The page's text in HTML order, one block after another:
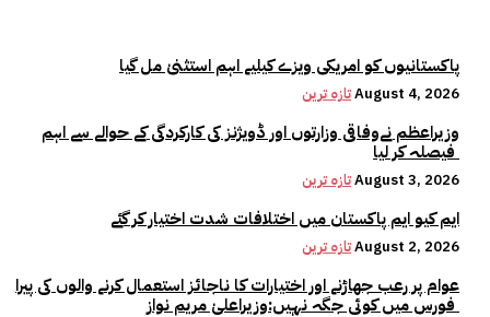
پاکستانیوں کو امریکی ویزے کیلیے اہم استثنیٰ مل گیا
تازہ ترینAugust 4, 2026
وزیراعظم نےوفاقی وزارتوں اور ڈویژنز کی کارکردگی کے حوالے سے اہم
تازہ ترینAugust 3, 2026
ایم کیو ایم پاکستان میں اختلافات شدت اختیار کر گئے
تازہ ترینAugust 2, 2026
عوام پر رعب جھاڑنے اور اختیارات کا ناجائز استعمال کرنے والوں کی پیرا